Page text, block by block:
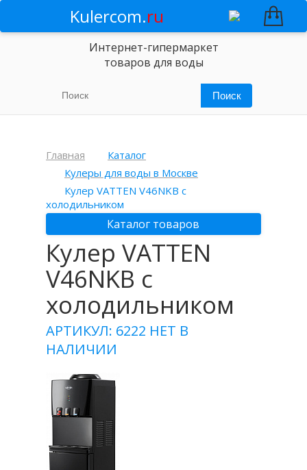
Kulercom.ru
Интернет-гипермаркет
товаров для воды
Главная
Каталог
Кулеры для воды в Москве
Кулер VATTEN V46NKB с
холодильником
Каталог товаров
Кулер VATTEN
V46NKB с
холодильником
АРТИКУЛ: 6222 НЕТ В
НАЛИЧИИ